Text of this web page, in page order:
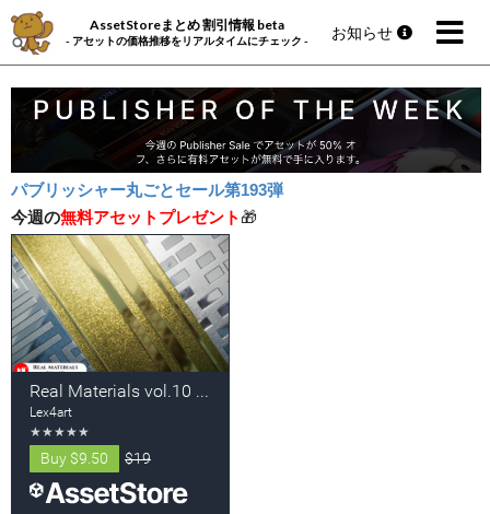
AssetStoreまとめ 割引情報 beta
- アセットの価格推移をリアルタイムにチェック - お知らせ
パブリッシャー丸ごとセール第193弾
今週の無料アセットプレゼント 🎁